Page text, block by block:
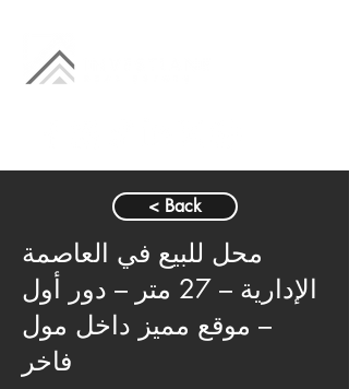
< Back
محل للبيع في العاصمة
الإدارية – 27 متر – دور أول
– موقع مميز داخل مول
فاخر